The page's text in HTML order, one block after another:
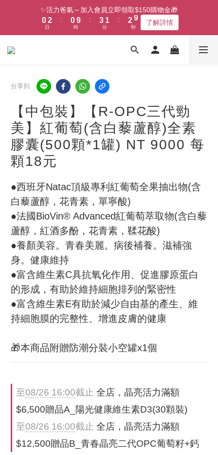
✨活力爸氣～加入會員立即領取$150購物金🎁
1
0
3
2
1
日
:
1
09
8
3
2
時
:
4
3
2
2
1
0
分
:
3
2
1
8
7
6
4
秒
了解詳情
分享到
【中包裝】【R-OPC三代勁
美】紅葡萄(含白藜蘆醇)全素
膠囊(500顆*1罐) NT 9000 每
顆18元
●西班牙Natac頂級專利紅葡萄全果抽出物(含
白藜蘆醇，花青素，單寧酸)
●法國BioVin® Advanced紅葡萄萃取物(含白藜
蘆醇，紅酒多酚，花青素，鞣花酸)
●養顏美容。青春美麗。病後補養。滋補強
身。健康維持
●富含維生素C具抗氧化作用、促進膠原蛋白
的形成，有助於維持細胞排列的緊密性
●富含維生素E有助於減少自由基的產生、維
持細胞膜的完整性、增進皮膚的健康
🎁本商品附贈防潮分裝小空罐x1個
至08/26 16:00截止 全店，晶亮活力滿額
$6,500贈品A_陽光健康維生素D3(30顆裝)
至08/26 16:00截止 全店，晶亮活力滿額
$12,500贈品B_青春晶亮二代OPC葡萄籽+鈣